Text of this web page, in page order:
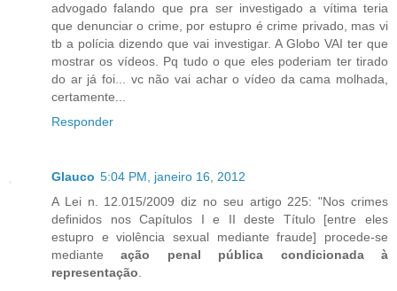
advogado falando que pra ser investigado a vítima teria
que denunciar o crime, por estupro é crime privado, mas vi
tb a polícia dizendo que vai investigar. A Globo VAI ter que
mostrar os vídeos. Pq tudo o que eles poderiam ter tirado
do ar já foi... vc não vai achar o vídeo da cama molhada,
certamente...
Responder
Glauco 5:04 PM, janeiro 16, 2012
A Lei n. 12.015/2009 diz no seu artigo 225: "Nos crimes
definidos nos Capítulos I e II deste Título [entre eles
estupro e violência sexual mediante fraude] procede-se
medianteação penal pública condicionada à
representação